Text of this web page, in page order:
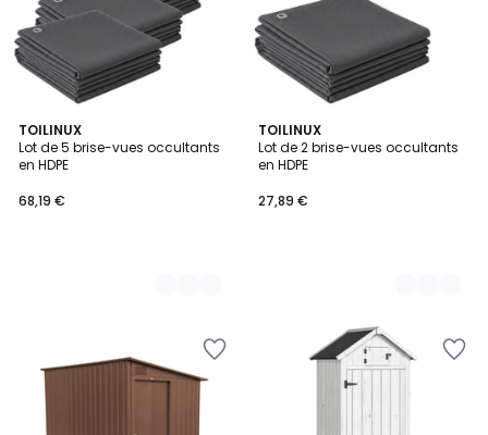
TOILINUX
Lot de 5 brise-vues occultants
en HDPE
68,19 €
2
Couleurs
TOILINUX
Lot de 2 brise-vues occultants
en HDPE
27,89 €
2
Couleurs